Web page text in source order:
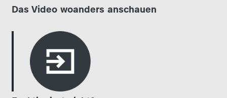
Das Video woanders anschauen